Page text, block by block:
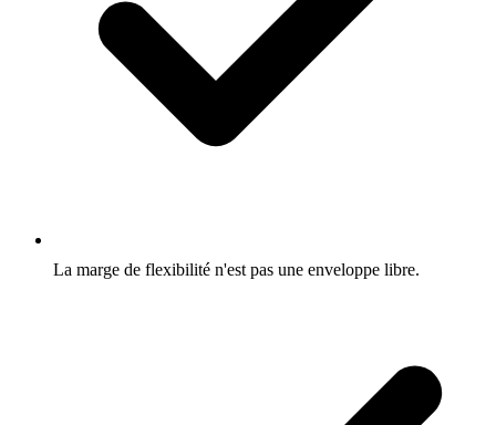
La marge de flexibilité n'est pas une enveloppe libre.